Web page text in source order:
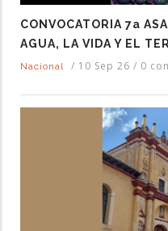
CONVOCATORIA 7a
AGUA, LA VIDA Y EL
Nacional / 10 Sep 26 / 0